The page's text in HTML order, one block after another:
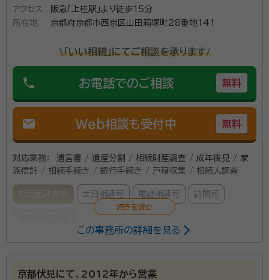
アクセス
阪急「上桂駅」より徒歩15分
所在地
京都府京都市西京区山田箱塚町28番地141
\「いい相続」にてご相談を承ります/
phone お電話でのご相談 無料
mail Web相談も受付中 無料
対応業務：
遺言書 / 遺産分割 / 相続財産調査 / 成年後見 / 家
族信託 / 相続手続き / 銀行手続き / 戸籍収集 / 相続人調査
初回面談無料 土日相談可 電話相談可 訪問可
齊藤 武時（さいとう たけはる） 行政書士
この事務所の詳細を見る
京都伏見にて、2012年から営業